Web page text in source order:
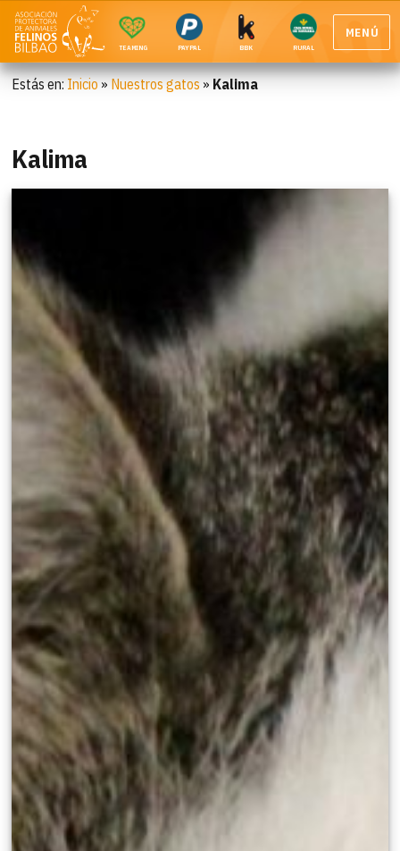
TEAMING PAYPAL BBK RURAL
MENÚ
Estás en: Inicio » Nuestros gatos » Kalima
Kalima